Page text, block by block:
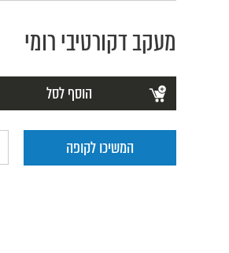
מעקב דקורטיבי רומי
הוסף לסל
המשיכו לקופה